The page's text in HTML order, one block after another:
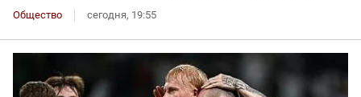
Общество сегодня, 19:55